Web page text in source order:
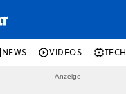
NEWS VIDEOS TECH